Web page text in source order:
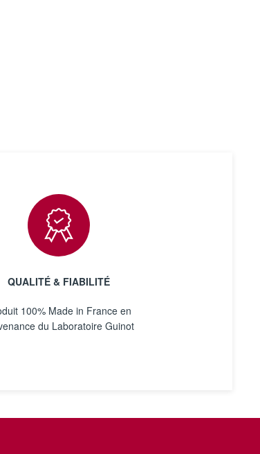
QUALITÉ & FIABILITÉ
100% Made in France en
du Laboratoire Guinot